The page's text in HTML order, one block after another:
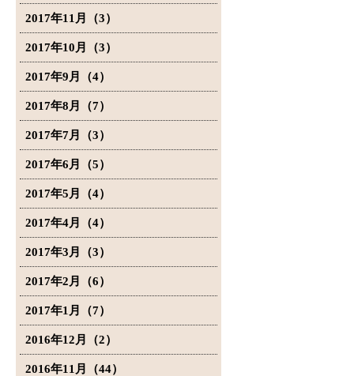
2017年11月（3）
2017年10月（3）
2017年9月（4）
2017年8月（7）
2017年7月（3）
2017年6月（5）
2017年5月（4）
2017年4月（4）
2017年3月（3）
2017年2月（6）
2017年1月（7）
2016年12月（2）
2016年11月（44）